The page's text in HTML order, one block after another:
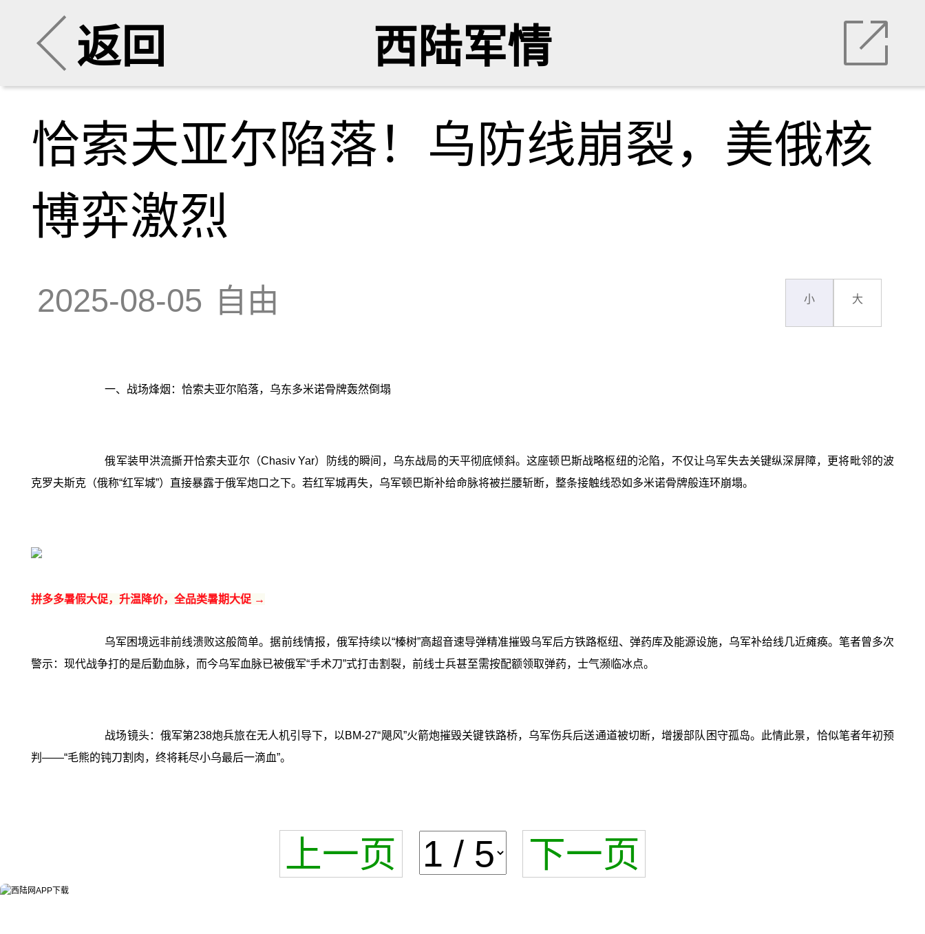
返回 西陆军情
恰索夫亚尔陷落！乌防线崩裂，美俄核
博弈激烈
2025-08-05 自由 小 大
一、战场烽烟：恰索夫亚尔陷落，乌东多米诺骨牌轰然倒塌
俄军装甲洪流撕开恰索夫亚尔（Chasiv Yar）防线的瞬间，乌东战局的天平彻底倾斜。这座顿巴斯战略枢纽的沦陷，不仅让乌军失去关键纵深屏障，更将毗邻的波
克罗夫斯克（俄称“红军城”）直接暴露于俄军炮口之下。若红军城再失，乌军顿巴斯补给命脉将被拦腰斩断，整条接触线恐如多米诺骨牌般连环崩塌。
拼多多暑假大促，升温降价，全品类暑期大促 →
乌军困境远非前线溃败这般简单。据前线情报，俄军持续以“榛树”高超音速导弹精准摧毁乌军后方铁路枢纽、弹药库及能源设施，乌军补给线几近瘫痪。笔者曾多次
警示：现代战争打的是后勤血脉，而今乌军血脉已被俄军“手术刀”式打击割裂，前线士兵甚至需按配额领取弹药，士气濒临冰点。
战场镜头：俄军第238炮兵旅在无人机引导下，以BM-27“飓风”火箭炮摧毁关键铁路桥，乌军伤兵后送通道被切断，增援部队困守孤岛。此情此景，恰似笔者年初预
判——“毛熊的钝刀割肉，终将耗尽小乌最后一滴血”。
上一页 下一页